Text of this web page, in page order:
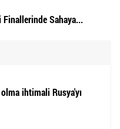
Sahaya...
ihtimali Rusya'yı